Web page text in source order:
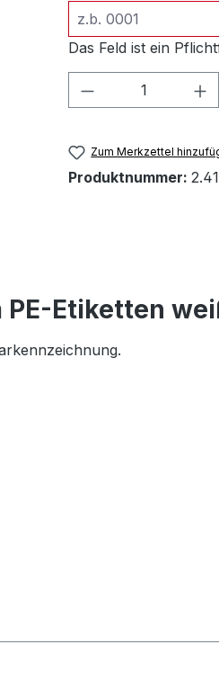
Das Feld ist ein
Produkt
Zum Merkzettel
Produktnummer:
Etiketten